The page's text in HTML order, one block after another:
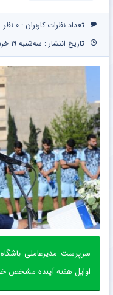
تعداد نظرات کاربران : ۰ نظر
تاریخ انتشار : سه‌شنبه ۱۹ خرداد ۱۴۰۵ | ۰:۰۸
سرپرست مدیرعاملی
اوایل هفته آینده مشخص